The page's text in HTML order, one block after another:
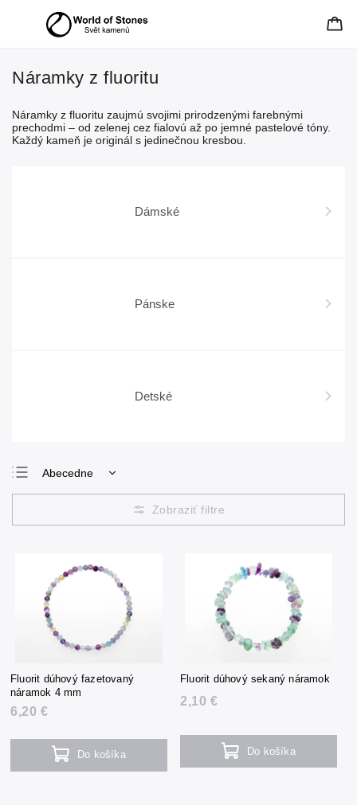
Náramky z fluoritu
Náramky z fluoritu zaujmú svojimi prirodzenými farebnými
prechodmi – od zelenej cez fialovú až po jemné pastelové tóny.
Každý kameň je originál s jedinečnou kresbou.
Dámské
Pánske
Detské
Abecedne
Najlacnejšie
Najdrahšie
Fluorit dúhový fazetovaný
náramok 4 mm
6,20 €
Do košíka
Fluorit dúhový sekaný náramok
2,10 €
Do košíka